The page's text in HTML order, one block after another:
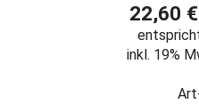
22,60
inkl. 19%